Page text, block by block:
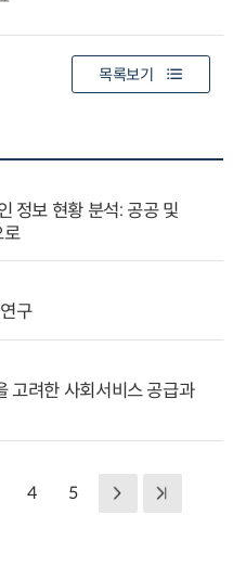
목록보기
정보 현황 분석: 공공 및
로
구
고려한 사회서비스 공급과
4 5